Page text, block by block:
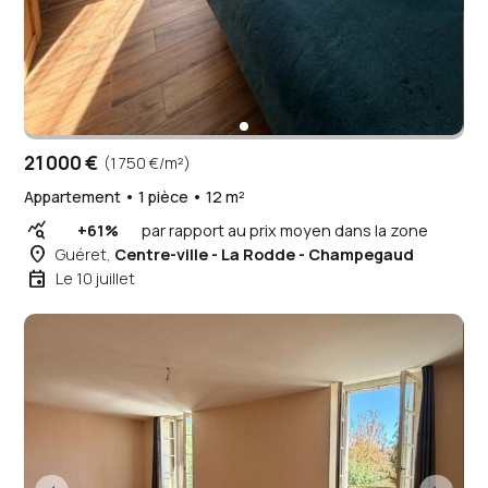
21 000 € (1 750 €/m²)
Appartement • 1 pièce • 12 m²
query_stats +61% par rapport au prix moyen dans la zone
place Guéret, Centre-ville - La Rodde - Champegaud
event Le 10 juillet